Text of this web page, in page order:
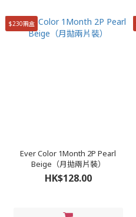
$230兩盒
Ever Color 1Month 2P Pearl
Beige（月拋兩片裝）
HK$128.00